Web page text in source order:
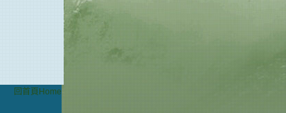
回首頁Home